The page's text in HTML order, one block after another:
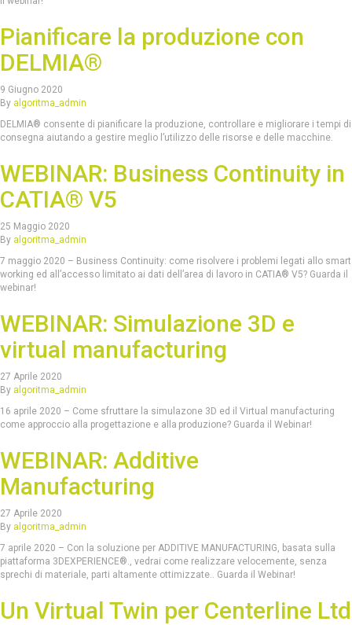
Pianificare la produzione con
DELMIA®
9 Giugno 2020
By algoritma_admin
DELMIA® consente di pianificare la produzione, controllare e migliorare i tempi di
consegna aiutando a gestire meglio l’utilizzo delle risorse e delle macchine.
WEBINAR: Business Continuity in
CATIA® V5
25 Maggio 2020
By algoritma_admin
7 maggio 2020 – Business Continuity: come risolvere i problemi legati allo smart
working ed all’accesso limitato ai dati dell’area di lavoro in CATIA® V5? Guarda il
webinar!
WEBINAR: Simulazione 3D e
virtual manufacturing
27 Aprile 2020
By algoritma_admin
16 aprile 2020 – Come sfruttare la simulazone 3D ed il Virtual manufacturing
come approccio alla progettazione e alla produzione? Guarda il Webinar!
WEBINAR: Additive
Manufacturing
27 Aprile 2020
By algoritma_admin
7 aprile 2020 – Con la soluzione per ADDITIVE MANUFACTURING, basata sulla
piattaforma 3DEXPERIENCE®., vedrai come realizzare velocemente, senza
sprechi di materiale, parti altamente ottimizzate.. Guarda il Webinar!
Un Virtual Twin per Centerline Ltd